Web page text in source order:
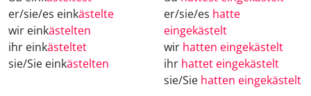
er/sie/es einkästelte
wir einkästelten
ihr einkästeltet
sie/Sie einkästelten
er/sie/es hatte
eingekästelt
wir hatten eingekästelt
ihr hattet eingekästelt
sie/Sie hatten eingekästelt